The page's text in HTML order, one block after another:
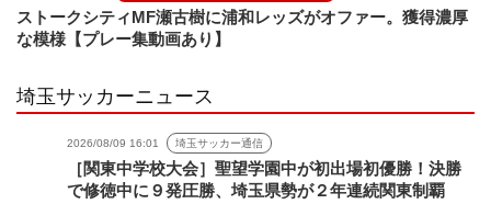
ストークシティMF瀬古樹に浦和レッズがオファー。獲得濃厚
な模様【プレー集動画あり】
埼玉サッカーニュース
2026/08/09 16:01 埼玉サッカー通信
［関東中学校大会］聖望学園中が初出場初優勝！決勝
で修徳中に９発圧勝、埼玉県勢が２年連続関東制覇